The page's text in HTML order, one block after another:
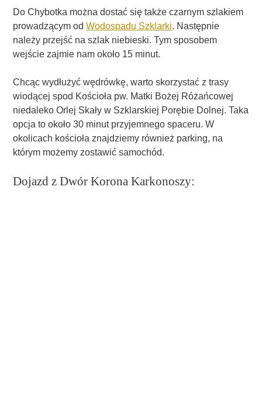
Do Chybotka można dostać się także czarnym szlakiem
prowadzącym odWodospadu Szklarki. Następnie
należy przejść na szlak niebieski. Tym sposobem
wejście zajmie nam około 15 minut.
Chcąc wydłużyć wędrówkę, warto skorzystać z trasy
wiodącej spod Kościoła pw. Matki Bożej Różańcowej
niedaleko Orlej Skały w Szklarskiej Porębie Dolnej. Taka
opcja to około 30 minut przyjemnego spaceru. W
okolicach kościoła znajdziemy również parking, na
którym możemy zostawić samochód.
Dojazd z Dwór Korona Karkonoszy: